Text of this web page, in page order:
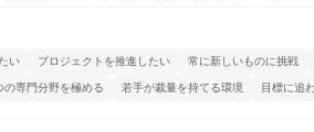
い プロジェクトを推進したい 常に新しいものに挑戦
の専門分野を極める 若手が裁量を持てる環境 目標に追